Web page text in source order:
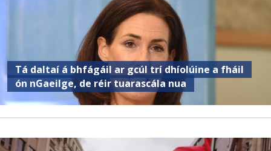
Tá daltaí á bhfágáil ar gcúl trí dhíolúine a fháil
ón nGaeilge, de réir tuarascála nua